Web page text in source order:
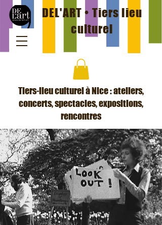
DEL'ART • Tiers lieu
culturel
Tiers-lieu culturel à Nice : ateliers,
concerts, spectacles, expositions,
rencontres